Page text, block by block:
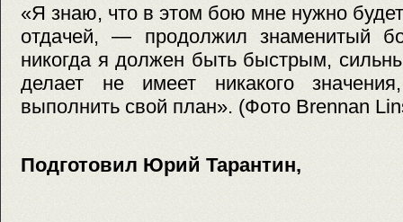
«Я знаю, что в этом бою мне нужно
отдачей, — продолжил знаменитый
никогда я должен быть быстрым,
делает не имеет никакого
выполнить свой план». (Фото Brennan
Подготовил Юрий Тарантин,